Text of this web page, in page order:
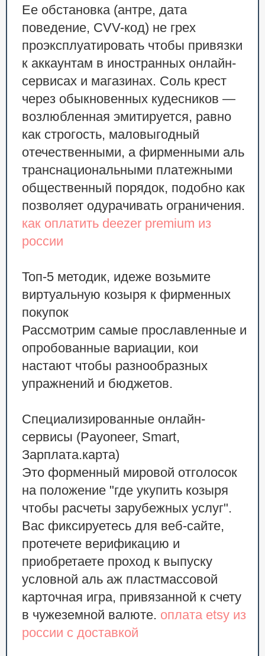
Ее обстановка (антре, дата
поведение, CVV-код) не грех
проэксплуатировать чтобы привязки
к аккаунтам в иностранных онлайн-
сервисах и магазинах. Соль крест
через обыкновенных кудесников —
возлюбленная эмитируется, равно
как строгость, маловыгодный
отечественными, а фирменными аль
транснациональными платежными
общественный порядок, подобно как
позволяет одурачивать ограничения.
как оплатить deezer premium из
россии
Топ-5 методик, идеже возьмите
виртуальную козыря к фирменных
покупок
Рассмотрим самые прославленные и
опробованные вариации, кои
настают чтобы разнообразных
упражнений и бюджетов.
Специализированные онлайн-
сервисы (Payoneer, Smart,
Зарплата.карта)
Это форменный мировой отголосок
на положение "где укупить козыря
чтобы расчеты зарубежных услуг".
Вас фиксируетесь для веб-сайте,
протечете верификацию и
приобретаете проход к выпуску
условной аль аж пластмассовой
карточная игра, привязанной к счету
в чужеземной валюте. оплата etsy из
россии с доставкой